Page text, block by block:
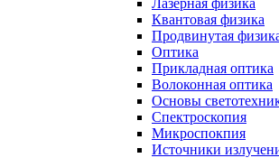
Лазерная физика
Квантовая физика
Продвинутая
Оптика
Прикладная оптика
Волоконная оптика
Основы
Спектроскопия
Микроспокпия
Источники